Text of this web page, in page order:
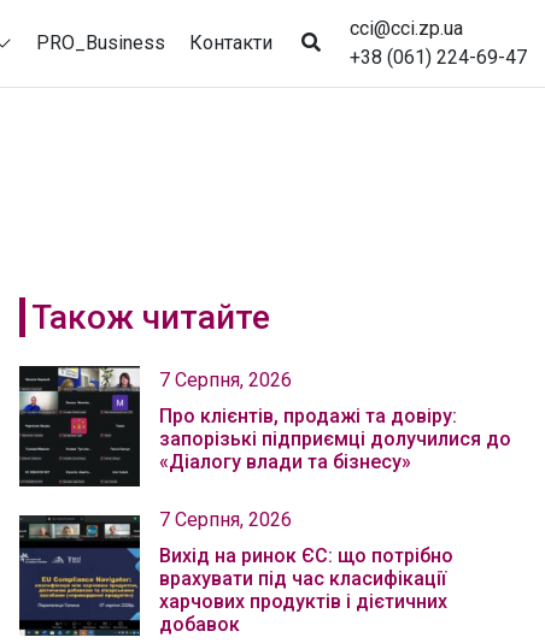
PRO_Business Контакти
cci@cci.zp.ua
+38 (061) 224-69-47
Також читайте
7 Серпня, 2026
Про клієнтів, продажі та довіру:
запорізькі підприємці долучилися до
«Діалогу влади та бізнесу»
7 Серпня, 2026
Вихід на ринок ЄС: що потрібно
врахувати під час класифікації
харчових продуктів і дієтичних
добавок